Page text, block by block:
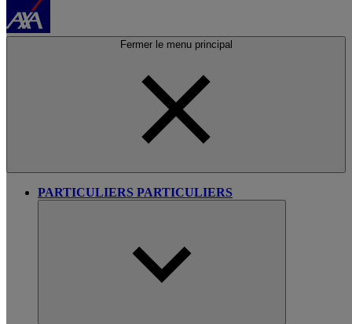
Fermer le menu principal
PARTICULIERS PARTICULIERS